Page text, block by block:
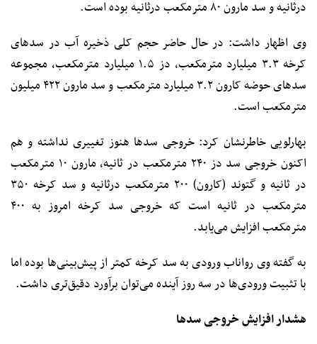
درثانیه و سد مارون ۸۰ مترمکعب درثانیه بوده است.
وی اظهار داشت: در حال حاضر حجم کلی ذخیره آب در سدهای
کرخه ۳.۳ میلیارد مترمکعب، دز ۱.۵ میلیارد مترمکعب، مجموعه
سدهای حوضه کارون ۳.۲ میلیارد مترمکعب و سد مارون ۴۲۲ میلیون
مترمکعب است.
بهارلویی خاطرنشان کرد: خروجی سدها هنوز تغییری نداشته و هم
اکنون خروجی سد دز ۲۴۰ مترمکعب در ثانیه، مارون ۱۰ مترمکعب
در ثانیه و گتوند (کارون) ۲۰۰ مترمکعب درثانیه و سد کرخه ۳۵۰
مترمکعب در ثانیه است که خروجی سد کرخه امروز به ۴۰۰
مترمکعب افزایش می‌یابد.
به گفته وی رواناب ورودی به سد کرخه کمتر از پیش‌بینی‌ها بوده اما
با تثبیت ورودی‌ها در سه روز آینده می‌توان برآورد دقیق‌تری داشت.
هشدار افزایش خروجی سدها